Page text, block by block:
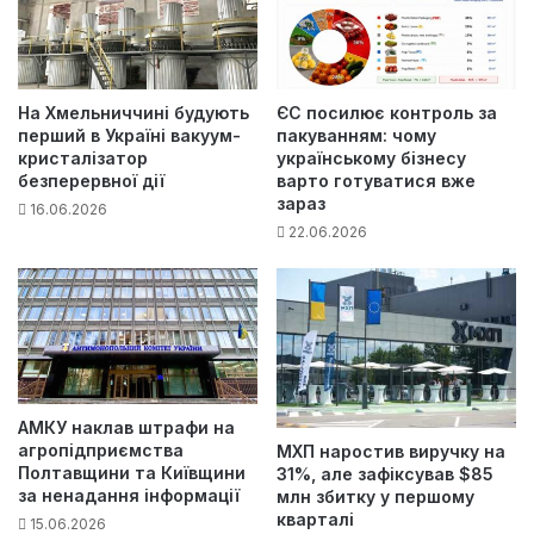
На Хмельниччині будують
перший в Україні вакуум-
кристалізатор
безперервної дії
16.06.2026
ЄС посилює контроль за
пакуванням: чому
українському бізнесу
варто готуватися вже
зараз
22.06.2026
АМКУ наклав штрафи на
агропідприємства
Полтавщини та Київщини
за ненадання інформації
15.06.2026
МХП наростив виручку на
31%, але зафіксував $85
млн збитку у першому
кварталі